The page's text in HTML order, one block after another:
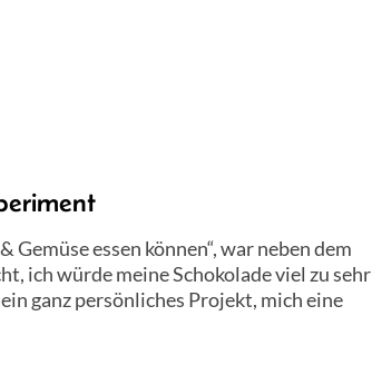
essen können“, war neben dem
ich würde meine Schokolade viel zu sehr
ganz persönliches Projekt, mich eine